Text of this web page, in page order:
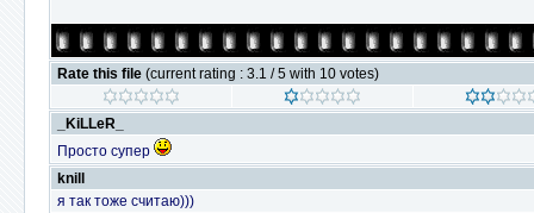
Rate this file (current rating : 3.1 / 5 with 10 votes)
_KiLLeR_
Просто супер
knill
я так тоже считаю)))